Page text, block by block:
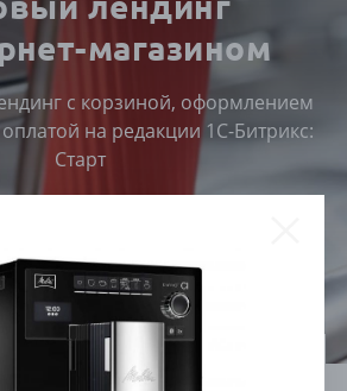
магазином
с корзиной, оформлением
на редакции 1С-Битрикс:
Старт